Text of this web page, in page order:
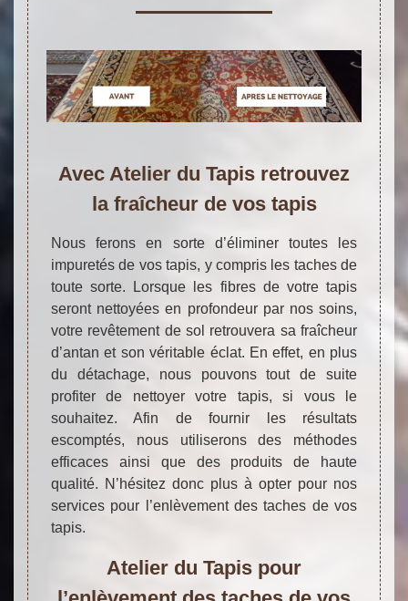
Avec Atelier du Tapis retrouvez
la fraîcheur de vos tapis
Nous ferons en sorte d’éliminer toutes les
impuretés de vos tapis, y compris les taches de
toute sorte. Lorsque les fibres de votre tapis
seront nettoyées en profondeur par nos soins,
votre revêtement de sol retrouvera sa fraîcheur
d’antan et son véritable éclat. En effet, en plus
du détachage, nous pouvons tout de suite
profiter de nettoyer votre tapis, si vous le
souhaitez. Afin de fournir les résultats
escomptés, nous utiliserons des méthodes
efficaces ainsi que des produits de haute
qualité. N’hésitez donc plus à opter pour nos
services pour l’enlèvement des taches de vos
tapis.
Atelier du Tapis pour